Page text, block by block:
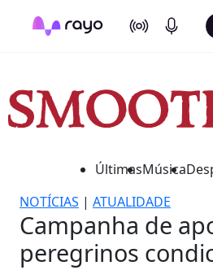
On Air Podcasts
ÚltimasMúsica
NOTÍCIAS | ATUALIDADE
Campanha de
peregrinos